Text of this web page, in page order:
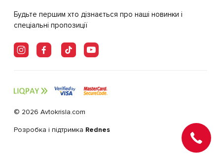
Будьте першим хто дізнається про наші новинки і
спеціальні пропозиції
© 2026 Avtokrisla.com
Розробка і підтримка Rednes